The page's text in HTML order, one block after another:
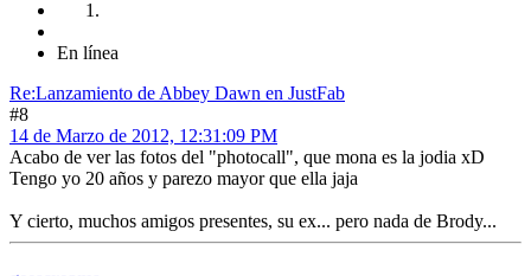
En línea
Re:Lanzamiento de Abbey Dawn en JustFab
#8
14 de Marzo de 2012, 12:31:09 PM
Acabo de ver las fotos del "photocall", que mona es la jodia xD
Tengo yo 20 años y parezo mayor que ella jaja
Y cierto, muchos amigos presentes, su ex... pero nada de Brody...